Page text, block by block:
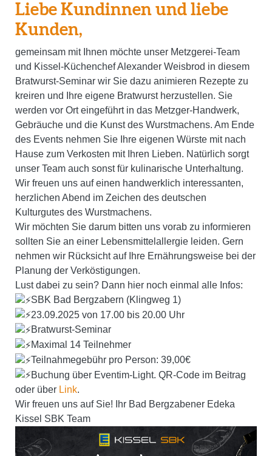
Liebe Kundinnen und liebe
Kunden,
gemeinsam mit Ihnen möchte unser Metzgerei-Team
und Kissel-Küchenchef Alexander Weisbrod in diesem
Bratwurst-Seminar wir Sie dazu animieren Rezepte zu
kreiren und Ihre eigene Bratwurst herzustellen. Sie
werden vor Ort eingeführt in das Metzger-Handwerk,
Gebräuche und die Kunst des Wurstmachens. Am Ende
des Events nehmen Sie Ihre eigenen Würste mit nach
Hause zum Verkosten mit Ihren Lieben. Natürlich sorgt
unser Team auch sonst für kulinarische Unterhaltung.
Wir freuen uns auf einen handwerklich interessanten,
herzlichen Abend im Zeichen des deutschen
Kulturgutes des Wurstmachens.
Wir möchten Sie darum bitten uns vorab zu informieren
sollten Sie an einer Lebensmittelallergie leiden. Gern
nehmen wir Rücksicht auf Ihre Ernährungsweise bei der
Planung der Verköstigungen.
Lust dabei zu sein? Dann hier noch einmal alle Infos:
SBK Bad Bergzabern (Klingweg 1)
23.09.2025 von 17.00 bis 20.00 Uhr
Bratwurst-Seminar
Maximal 14 Teilnehmer
Teilnahmegebühr pro Person: 39,00€
Buchung über Eventim-Light. QR-Code im Beitrag
oder über Link.
Wir freuen uns auf Sie! Ihr Bad Bergzabener Edeka
Kissel SBK Team